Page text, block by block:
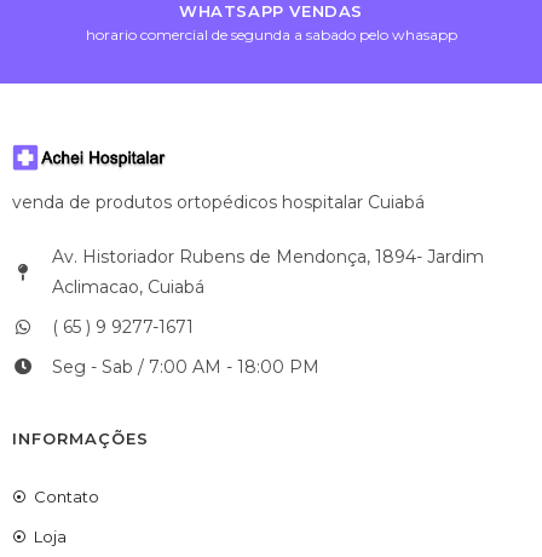
WHATSAPP VENDAS
horario comercial de segunda a sabado pelo whasapp
venda de produtos ortopédicos hospitalar Cuiabá
Av. Historiador Rubens de Mendonça, 1894- Jardim
Aclimacao, Cuiabá
( 65 ) 9 9277-1671
Seg - Sab / 7:00 AM - 18:00 PM
INFORMAÇÕES
Contato
Loja